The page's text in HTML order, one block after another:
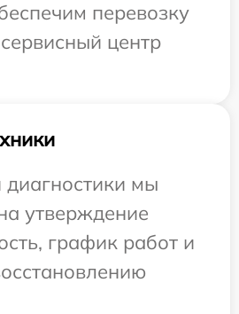
перевозку
центр
мы
утверждение
график работ и